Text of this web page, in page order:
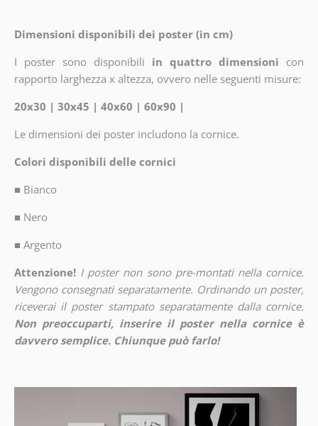
Dimensioni disponibili dei poster (in cm)
I poster sono disponibili in quattro dimensioni con
rapporto larghezza x altezza, ovvero nelle seguenti misure:
20x30 | 30x45 | 40x60 | 60x90 |
Le dimensioni dei poster includono la cornice.
Colori disponibili delle cornici
■ Bianco
■ Nero
■ Argento
Attenzione! I poster non sono pre-montati nella cornice.
Vengono consegnati separatamente. Ordinando un poster,
riceverai il poster stampato separatamente dalla cornice.
Non preoccuparti, inserire il poster nella cornice è
davvero semplice. Chiunque può farlo!